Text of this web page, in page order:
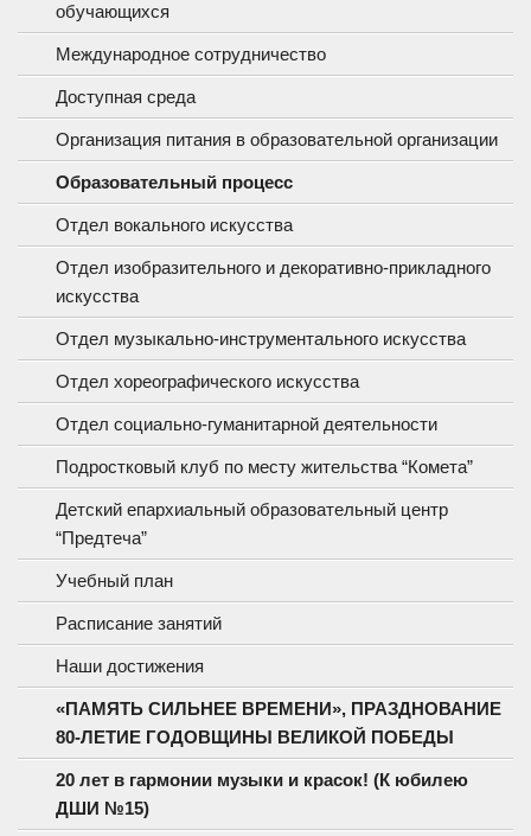
обучающихся
Международное сотрудничество
Доступная среда
Организация питания в образовательной организации
Образовательный процесс
Отдел вокального искусства
Отдел изобразительного и декоративно-прикладного
искусства
Отдел музыкально-инструментального искусства
Отдел хореографического искусства
Отдел социально-гуманитарной деятельности
Подростковый клуб по месту жительства “Комета”
Детский епархиальный образовательный центр
“Предтеча”
Учебный план
Расписание занятий
Наши достижения
«ПАМЯТЬ СИЛЬНЕЕ ВРЕМЕНИ», ПРАЗДНОВАНИЕ
80-ЛЕТИЕ ГОДОВЩИНЫ ВЕЛИКОЙ ПОБЕДЫ
20 лет в гармонии музыки и красок! (К юбилею
ДШИ №15)